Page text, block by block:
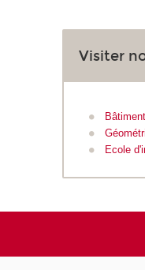
Visiter
Ecole